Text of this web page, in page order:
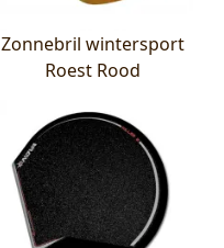
Zonnebril wintersport
Roest Rood